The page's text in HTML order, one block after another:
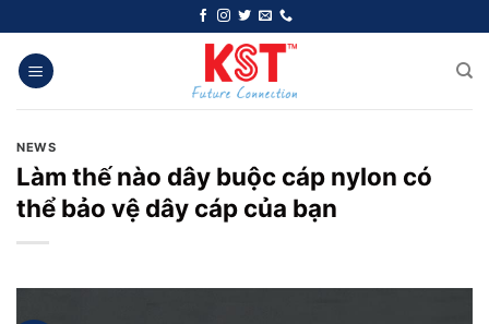
đến
nội
dung
NEWS
Làm thế nào dây buộc cáp nylon có
thể bảo vệ dây cáp của bạn